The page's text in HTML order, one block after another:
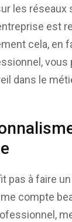
les réseaux
est
cela, en
vous
dans le
pas à faire
compte